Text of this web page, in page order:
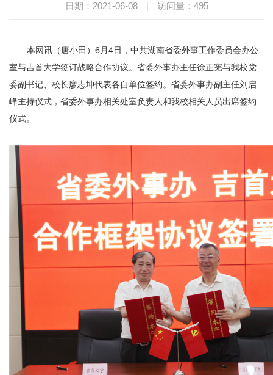
日期：2021-06-08
| 访问量： 495
本网讯（唐小田）6月4日，中共湖南省委外事工作委员会办公
室与吉首大学签订战略合作协议。省委外事办主任徐正宪与我校党
委副书记、校长廖志坤代表各自单位签约。省委外事办副主任刘启
峰主持仪式，省委外事办相关处室负责人和我校相关人员出席签约
仪式。